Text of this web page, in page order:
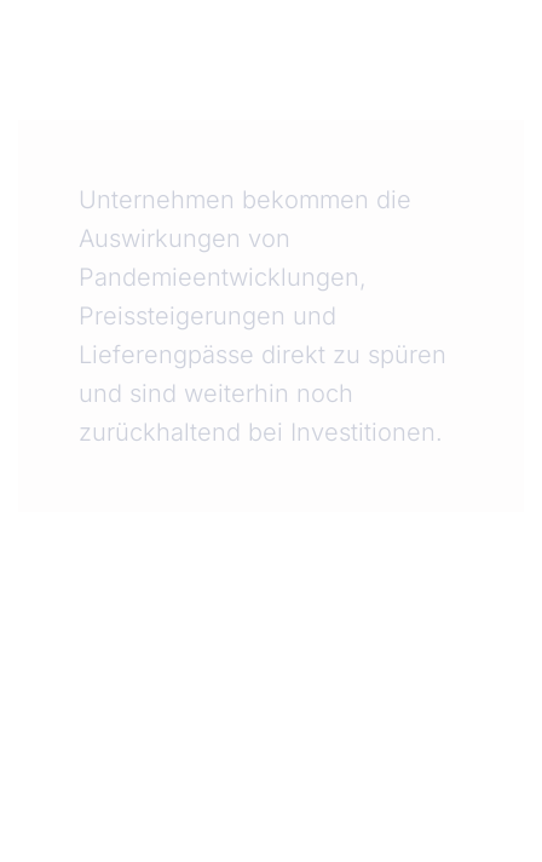
Unternehmen bekommen die
Auswirkungen von
Pandemieentwicklungen,
Preissteigerungen und
Lieferengpässe direkt zu spüren
und sind weiterhin noch
zurückhaltend bei Investitionen.